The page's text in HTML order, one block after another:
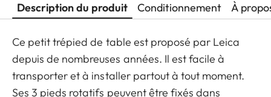
Description du produit Conditionnement À
Ce petit trépied de table est proposé par Leica
depuis de nombreuses années. Il est facile à
transporter et à installer partout à tout moment.
Ses 3 pieds rotatifs peuvent être fixés dans